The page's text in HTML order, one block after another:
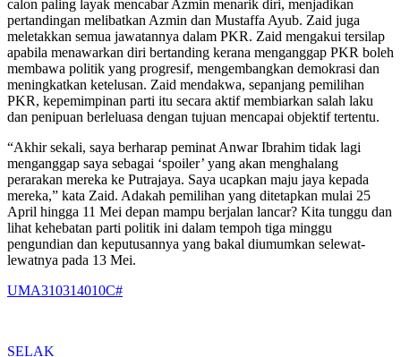
calon paling layak mencabar Azmin menarik diri, menjadikan
pertandingan melibatkan Azmin dan Mustaffa Ayub. Zaid juga
meletakkan semua jawatannya dalam PKR. Zaid mengakui tersilap
apabila menawarkan diri bertanding kerana menganggap PKR boleh
membawa politik yang progresif, mengembangkan demokrasi dan
meningkatkan ketelusan. Zaid mendakwa, sepanjang pemilihan
PKR, kepemimpinan parti itu secara aktif membiarkan salah laku
dan penipuan berleluasa dengan tujuan mencapai objektif tertentu.
“Akhir sekali, saya berharap peminat Anwar Ibrahim tidak lagi
menganggap saya sebagai ‘spoiler’ yang akan menghalang
perarakan mereka ke Putrajaya. Saya ucapkan maju jaya kepada
mereka,” kata Zaid. Adakah pemilihan yang ditetapkan mulai 25
April hingga 11 Mei depan mampu berjalan lancar? Kita tunggu dan
lihat kehebatan parti politik ini dalam tempoh tiga minggu
pengundian dan keputusannya yang bakal diumumkan selewat-
lewatnya pada 13 Mei.
UMA310314010C#
SELAK